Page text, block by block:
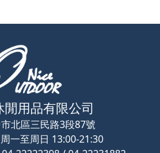
閒用品有限公司
北區三民路3段87號
周一至周日 13:00-21:30